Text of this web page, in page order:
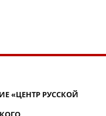
«ЦЕНТР РУССКОЙ